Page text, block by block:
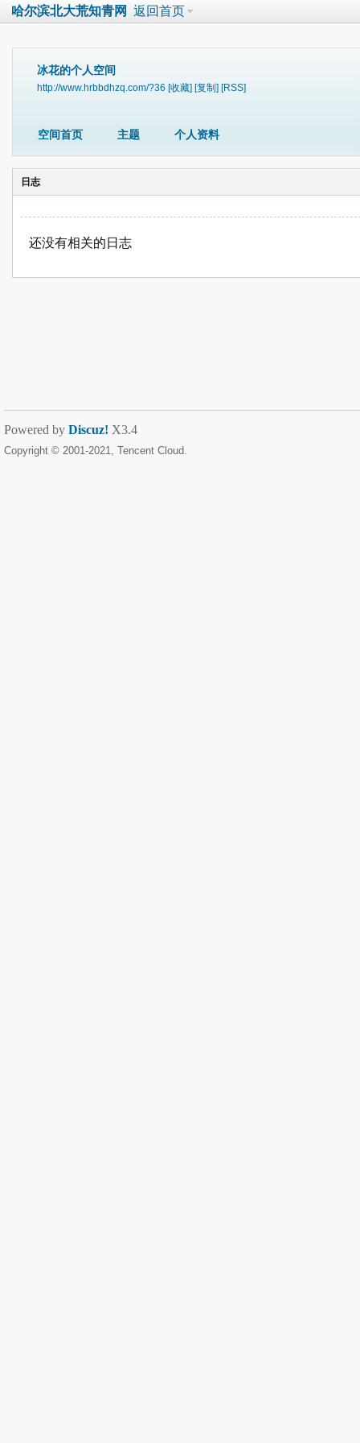
哈尔滨北大荒知青网 返回首页
冰花的个人空间
http://www.hrbbdhzq.com/?36 [收藏] [复制] [RSS]
空间首页 主题 个人资料
日志
还没有相关的日志
Powered by Discuz! X3.4
Copyright © 2001-2021, Tencent Cloud.